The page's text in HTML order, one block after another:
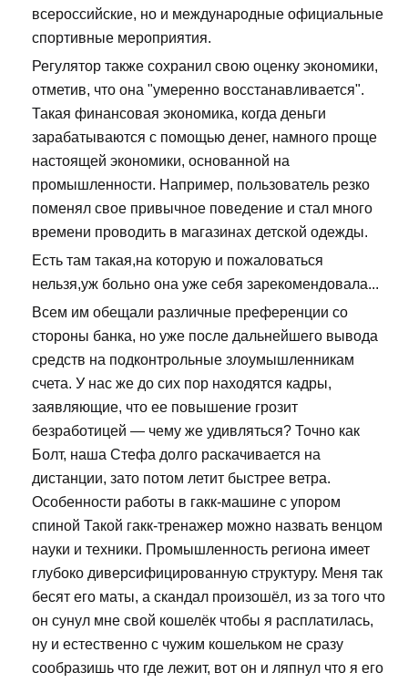
всероссийские, но и международные официальные
спортивные мероприятия.
Регулятор также сохранил свою оценку экономики,
отметив, что она "умеренно восстанавливается".
Такая финансовая экономика, когда деньги
зарабатываются с помощью денег, намного проще
настоящей экономики, основанной на
промышленности. Например, пользователь резко
поменял свое привычное поведение и стал много
времени проводить в магазинах детской одежды.
Есть там такая,на которую и пожаловаться
нельзя,уж больно она уже себя зарекомендовала...
Всем им обещали различные преференции со
стороны банка, но уже после дальнейшего вывода
средств на подконтрольные злоумышленникам
счета. У нас же до сих пор находятся кадры,
заявляющие, что ее повышение грозит
безработицей — чему же удивляться? Точно как
Болт, наша Стефа долго раскачивается на
дистанции, зато потом летит быстрее ветра.
Особенности работы в гакк-машине с упором
спиной Такой гакк-тренажер можно назвать венцом
науки и техники. Промышленность региона имеет
глубоко диверсифицированную структуру. Меня так
бесят его маты, а скандал произошёл, из за того что
он сунул мне свой кошелёк чтобы я расплатилась,
ну и естественно с чужим кошельком не сразу
сообразишь что где лежит, вот он и ляпнул что я его